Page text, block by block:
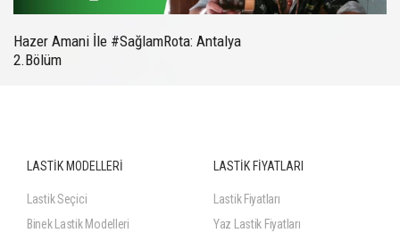
Hazer Amani İle #SağlamRota: Antalya
2.Bölüm
LASTİK MODELLERİ
Lastik Seçici
Binek Lastik Modelleri
LASTİK FİYATLARI
Lastik Fiyatları
Yaz Lastik Fiyatları